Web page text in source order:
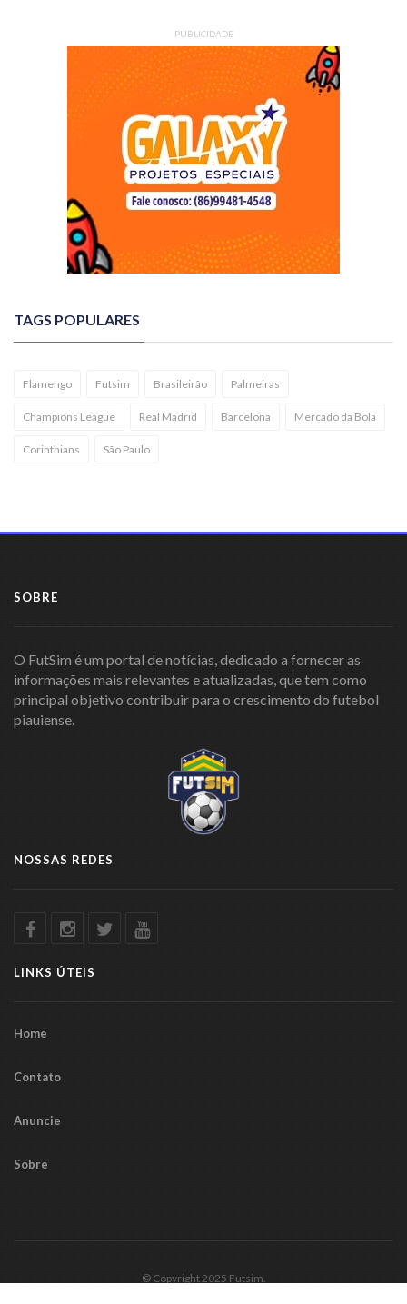
PUBLICIDADE
TAGS POPULARES
Flamengo Futsim Brasileirão Palmeiras
Champions League Real Madrid Barcelona Mercado da Bola
Corinthians São Paulo
SOBRE
O FutSim é um portal de notícias, dedicado a fornecer as
informações mais relevantes e atualizadas, que tem como
principal objetivo contribuir para o crescimento do futebol
piauiense.
NOSSAS REDES
LINKS ÚTEIS
Home
Contato
Anuncie
Sobre
© Copyright 2025 Futsim.